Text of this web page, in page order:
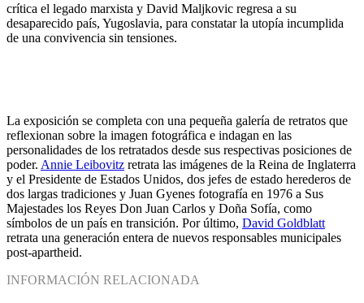
crítica el legado marxista y David Maljkovic regresa a su
desaparecido país, Yugoslavia, para constatar la utopía incumplida
de una convivencia sin tensiones.
La exposición se completa con una pequeña galería de retratos que
reflexionan sobre la imagen fotográfica e indagan en las
personalidades de los retratados desde sus respectivas posiciones de
poder. Annie Leibovitz retrata las imágenes de la Reina de Inglaterra
y el Presidente de Estados Unidos, dos jefes de estado herederos de
dos largas tradiciones y Juan Gyenes fotografía en 1976 a Sus
Majestades los Reyes Don Juan Carlos y Doña Sofía, como
símbolos de un país en transición. Por último, David Goldblatt
retrata una generación entera de nuevos responsables municipales
post-apartheid.
INFORMACIÓN RELACIONADA